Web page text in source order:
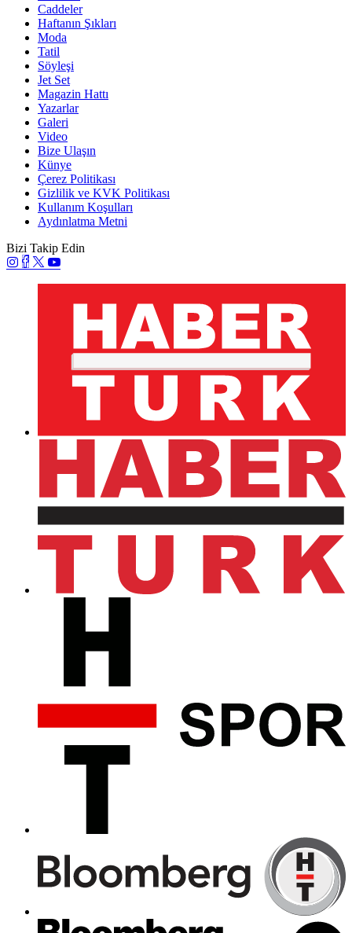
Caddeler
Haftanın Şıkları
Moda
Tatil
Söyleşi
Jet Set
Magazin Hattı
Yazarlar
Galeri
Video
Bize Ulaşın
Künye
Çerez Politikası
Gizlilik ve KVK Politikası
Kullanım Koşulları
Aydınlatma Metni
Bizi Takip Edin